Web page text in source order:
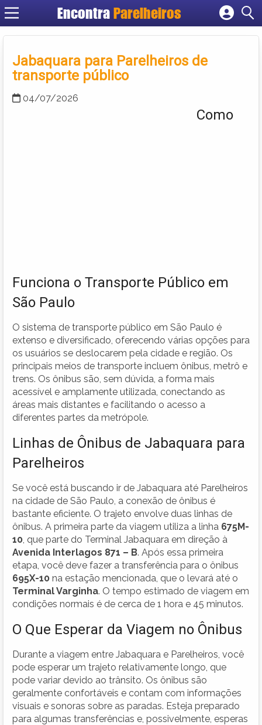
Encontra Parelheiros
Cadastrar empresa
Criar conta
Jabaquara para Parelheiros de
transporte público
04/07/2026
Como
Funciona o Transporte Público em
São Paulo
O sistema de transporte público em São Paulo é
extenso e diversificado, oferecendo várias opções para
os usuários se deslocarem pela cidade e região. Os
principais meios de transporte incluem ônibus, metrô e
trens. Os ônibus são, sem dúvida, a forma mais
acessível e amplamente utilizada, conectando as
áreas mais distantes e facilitando o acesso a
diferentes partes da metrópole.
Linhas de Ônibus de Jabaquara para
Parelheiros
Se você está buscando ir de Jabaquara até Parelheiros
na cidade de São Paulo, a conexão de ônibus é
bastante eficiente. O trajeto envolve duas linhas de
ônibus. A primeira parte da viagem utiliza a linha 675M-
10 , que parte do Terminal Jabaquara em direção à
Avenida Interlagos 871 – B. Após essa primeira
etapa, você deve fazer a transferência para o ônibus
695X-10 na estação mencionada, que o levará até o
Terminal Varginha. O tempo estimado de viagem em
condições normais é de cerca de 1 hora e 45 minutos.
O Que Esperar da Viagem no Ônibus
Durante a viagem entre Jabaquara e Parelheiros, você
pode esperar um trajeto relativamente longo, que
pode variar devido ao trânsito. Os ônibus são
geralmente confortáveis e contam com informações
visuais e sonoras sobre as paradas. Esteja preparado
para algumas transferências e, possivelmente, esperas